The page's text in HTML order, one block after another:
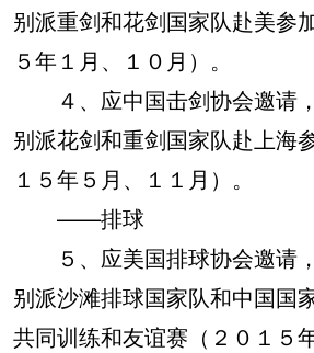
别派重剑和花剑国家队赴美参
５年１月、１０月）。
４、应中国击剑协会邀请
别派花剑和重剑国家队赴上海
１５年５月、１１月）。
——排球
５、应美国排球协会邀请
别派沙滩排球国家队和中国国
共同训练和友谊赛（２０１５